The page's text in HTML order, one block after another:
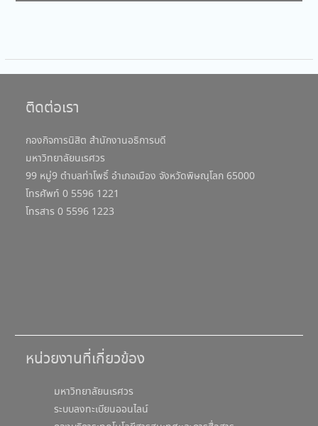
ติดต่อเรา
กองกิจการนิสิต สำนักงานอธิการบดี
มหาวิทยาลัยนเรศวร
99 หมู่9 ตำบลท่าโพธิ์ อำเภอเมือง จังหวัดพิษณุโลก 65000
โทรศัพท์ 0 5596 1221
โทรสาร 0 5596 1223
หน่วยงานที่เกี่ยวข้อง
มหาวิทยาลัยนเรศวร
ระบบลงทะเบียนออนไลน์